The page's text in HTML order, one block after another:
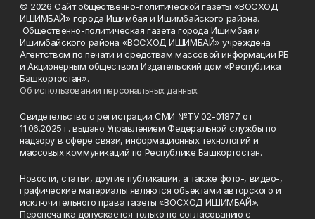
© 2026 Сайт общественно-политической газеты «ВОСХОД
ИШИМБАЙ» города Ишимбая и Ишимбайского района.
Общественно-политическая газета города Ишимбая и
Ишимбайского района «ВОСХОД ИШИМБАЙ» учреждена
Агентством по печати и средствам массовой информации РБ
и Акционерным обществом Издательский дом «Республика
Башкортостан».
Об использовании персональных данных
Свидетельство о регистрации СМИ №ТУ 02-01877 от
11.06.2025 г. выдано Управлением Федеральной службы по
надзору в сфере связи, информационных технологий и
массовых коммуникаций по Республике Башкортостан.
Новости, статьи, другие публикации, а также фото-, видео-,
графические материалы являются объектами авторского и
исключительного права газеты «ВОСХОД ИШИМБАЙ».
Перепечатка допускается только по согласованию с